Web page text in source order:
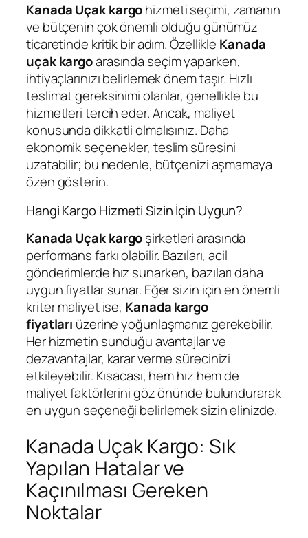
Kanada Uçak kargohizmeti seçimi, zamanın
ve bütçenin çok önemli olduğu günümüz
ticaretinde kritik bir adım. Özellikle Kanada
uçak kargoarasında seçim yaparken,
ihtiyaçlarınızı belirlemek önem taşır. Hızlı
teslimat gereksinimi olanlar, genellikle bu
hizmetleri tercih eder. Ancak, maliyet
konusunda dikkatli olmalısınız. Daha
ekonomik seçenekler, teslim süresini
uzatabilir; bu nedenle, bütçenizi aşmamaya
özen gösterin.
Hangi Kargo Hizmeti Sizin İçin Uygun?
Kanada Uçak kargoşirketleri arasında
performans farkı olabilir. Bazıları, acil
gönderimlerde hız sunarken, bazıları daha
uygun fiyatlar sunar. Eğer sizin için en önemli
kriter maliyet ise, Kanada kargo
fiyatları üzerine yoğunlaşmanız gerekebilir.
Her hizmetin sunduğu avantajlar ve
dezavantajlar, karar verme sürecinizi
etkileyebilir. Kısacası, hem hız hem de
maliyet faktörlerini göz önünde bulundurarak
en uygun seçeneği belirlemek sizin elinizde.
Kanada Uçak Kargo: Sık
Yapılan Hatalar ve
Kaçınılması Gereken
Noktalar